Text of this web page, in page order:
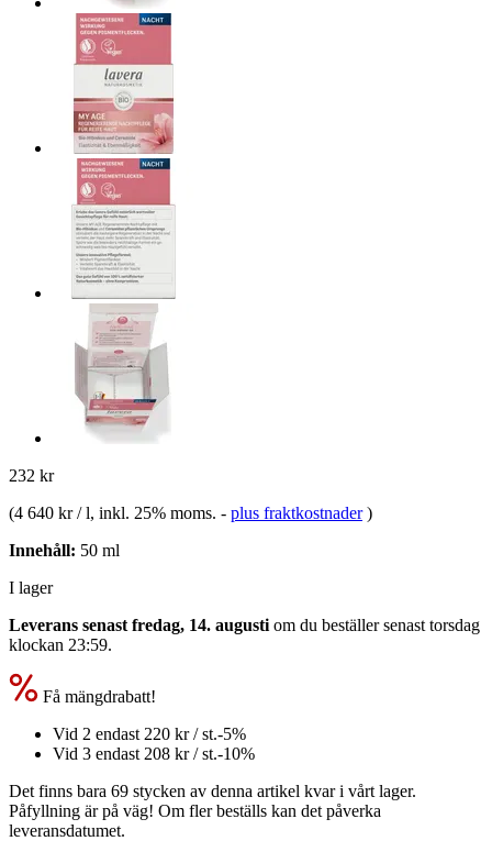
232 kr
(4 640 kr / l, inkl. 25% moms. - plus fraktkostnader )
Innehåll: 50 ml
I lager
Leverans senast fredag, 14. augusti om du beställer senast torsdag
klockan 23:59.
Få mängdrabatt!
Vid 2 endast 220 kr/ st.-5%
Vid 3 endast 208 kr/ st.-10%
Det finns bara 69 stycken av denna artikel kvar i vårt lager.
Påfyllning är på väg! Om fler beställs kan det påverka
leveransdatumet.